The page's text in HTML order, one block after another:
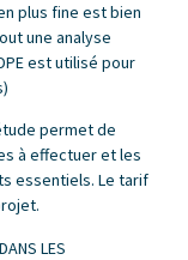
plus fine est bien
une analyse
est utilisé pour
permet de
à effectuer et les
essentiels. Le tarif
LES